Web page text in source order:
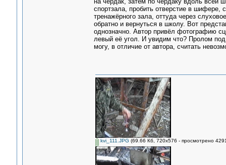
спортзала, пробить отверстие в шифере,
тренажёрного зала, оттуда через
обратно и вернуться в школу. Вот
однозначно. Автор привёл фотографию
левый её угол. И увидим что? Пролом
могу, в отличие от автора, считать
kvi_111.JPG (69.66 Кб, 720x576 - просмотрено